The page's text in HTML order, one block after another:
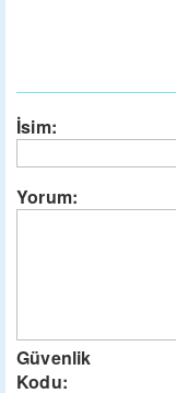
İsim:
Yorum:
Güvenlik
Kodu: